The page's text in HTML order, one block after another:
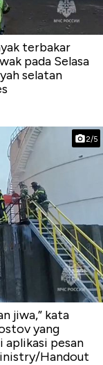
terbakar
pada Selasa
selatan
2/5
jiwa,” kata
yang
aplikasi pesan
Handout